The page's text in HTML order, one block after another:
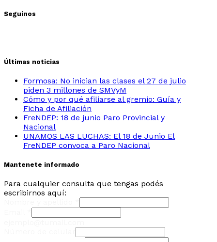
Seguinos
Últimas noticias
Formosa: No inician las clases el 27 de julio
piden 3 millones de SMVyM
Cómo y por qué afiliarse al gremio: Guía y
Ficha de Afiliación
FreNDEP: 18 de junio Paro Provincial y
Nacional
UNAMOS LAS LUCHAS: El 18 de Junio El
FreNDEP convoca a Paro Nacional
Mantenete informado
Para cualquier consulta que tengas podés
escribirnos aquí: